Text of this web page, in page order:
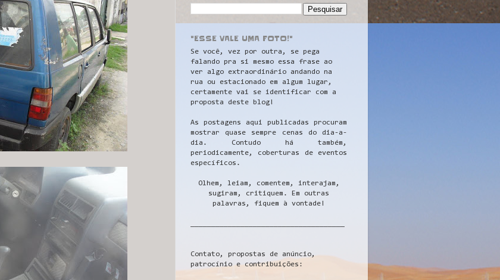
"ESSE VALE UMA FOTO!"
Se você, vez por outra, se pega
falando pra si mesmo essa frase ao
ver algo extraordinário andando na
rua ou estacionado em algum lugar,
certamente vai se identificar com a
proposta deste blog!
As postagens aqui publicadas procuram
mostrar quase sempre cenas do dia-a-
dia. Contudo há também,
periodicamente, coberturas de eventos
específicos.
Olhem, leiam, comentem, interajam,
sugiram, critiquem. Em outras
palavras, fiquem à vontade!
Contato, propostas de anúncio,
patrocínio e contribuições: